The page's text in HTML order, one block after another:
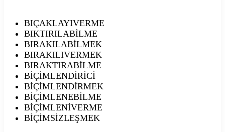
BIÇAKLAYIVERME
BIKTIRILABİLME
BIRAKILABİLMEK
BIRAKILIVERMEK
BIRAKTIRABİLME
BİÇİMLENDİRİCİ
BİÇİMLENDİRMEK
BİÇİMLENEBİLME
BİÇİMLENİVERME
BİÇİMSİZLEŞMEK